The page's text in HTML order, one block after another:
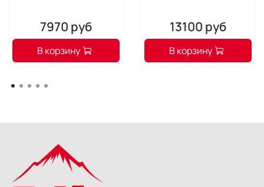
7970 руб
В корзину
13100 руб
В корзину